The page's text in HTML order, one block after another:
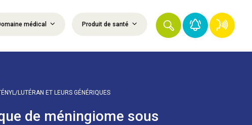
médical Produit de santé
LUTÉRAN ET LEURS GÉNÉRIQUES
de méningiome sous